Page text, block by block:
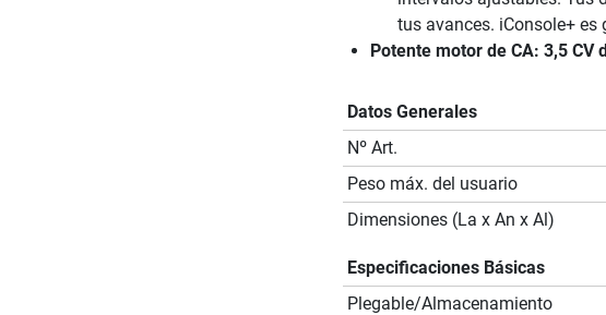
tus avances. iConsole+ es
Potente motor de CA: 3,5 CV
Datos Generales
Nº Art.
Peso máx. del usuario
Dimensiones (La x An x Al)
Especificaciones Básicas
Plegable/Almacenamiento